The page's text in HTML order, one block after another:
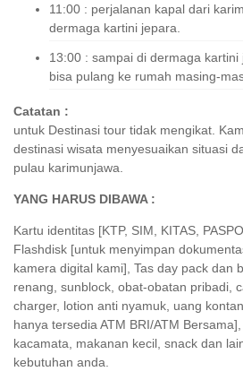
11:00 : perjalanan kapal dari
dermaga kartini jepara.
13:00 : sampai di dermaga
bisa pulang ke rumah masing-
Catatan :
untuk Destinasi tour tidak mengikat.
destinasi wisata menyesuaikan situasi
pulau karimunjawa.
YANG HARUS DIBAWA :
Kartu identitas [KTP, SIM, KITAS,
Flashdisk [untuk menyimpan
kamera digital kami], Tas day pack dan
renang, sunblock, obat-obatan pribadi,
charger, lotion anti nyamuk, uang
hanya tersedia ATM BRI/ATM
kacamata, makanan kecil, snack dan
kebutuhan anda.